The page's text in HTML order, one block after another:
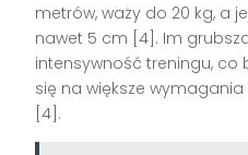
metrów, waży do 20 kg, a
nawet 5 cm [4]. Im
intensywność treningu, co
się na większe wymagania
[4].